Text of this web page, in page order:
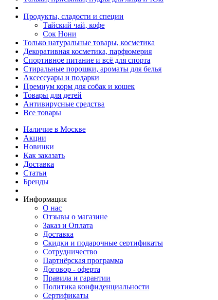
Продукты, сладости и специи
Тайский чай, кофе
Сок Нони
Только натуральные товары, косметика
Декоративная косметика, парфюмерия
Спортивное питание и всё для спорта
Стиральные порошки, ароматы для белья
Аксессуары и подарки
Премиум корм для собак и кошек
Товары для детей
Антивирусные средства
Все товары
Наличие в Москве
Акции
Новинки
Как заказать
Доставка
Статьи
Бренды
Информация
О нас
Отзывы о магазине
Заказ и Оплата
Доставка
Скидки и подарочные сертификаты
Сотрудничество
Партнёрская программа
Договор - оферта
Правила и гарантии
Политика конфиденциальности
Сертификаты